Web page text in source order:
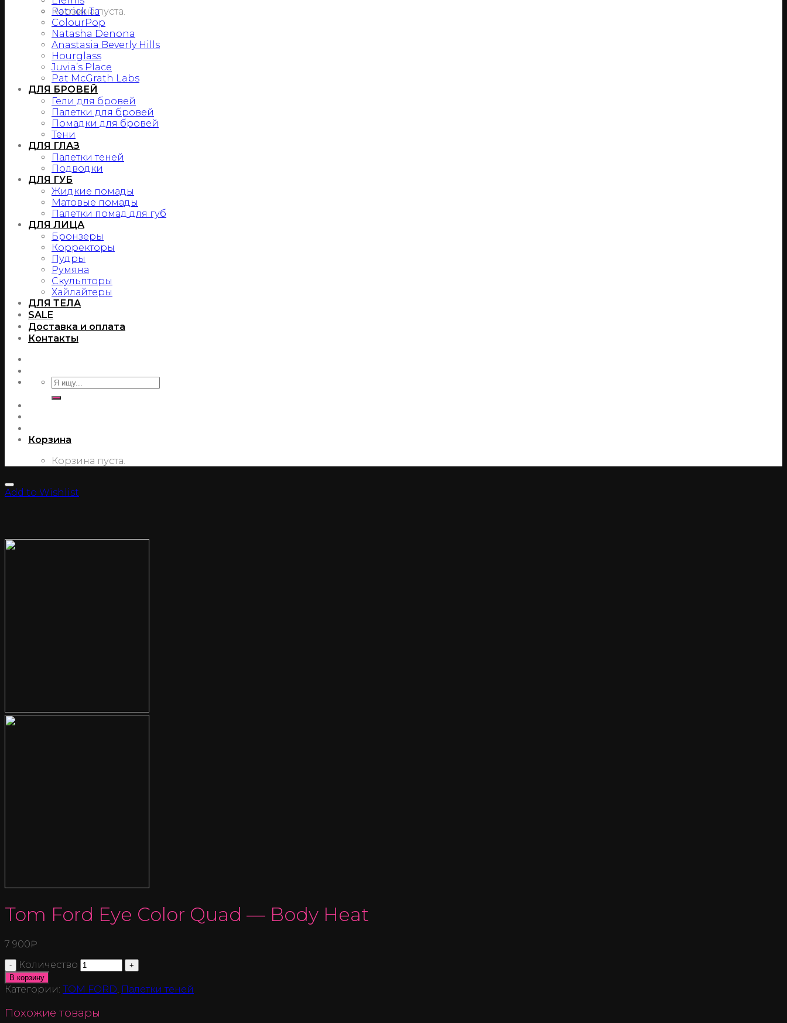
Корзина пуста.
Patrick Ta
ColourPop
Natasha Denona
Anastasia Beverly Hills
Hourglass
Juvia’s Place
Pat McGrath Labs
ДЛЯ БРОВЕЙ
Гели для бровей
Палетки для бровей
Помадки для бровей
Тени
ДЛЯ ГЛАЗ
Палетки теней
Подводки
ДЛЯ ГУБ
Жидкие помады
Матовые помады
Палетки помад для губ
ДЛЯ ЛИЦА
Бронзеры
Корректоры
Пудры
Румяна
Скульпторы
Хайлайтеры
ДЛЯ ТЕЛА
SALE
Доставка и оплата
Контакты
Корзина
Корзина пуста.
Add to Wishlist
Tom Ford Eye Color Quad — Body Heat
7 900₽
Количество
В корзину
Категории: TOM FORD, Палетки теней
Похожие товары